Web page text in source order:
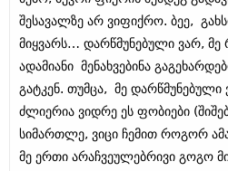
შესავალზე არ ვიფიქრო. ბეე,
მიყვარს… დარწმუნებული ვარ, მე
ადამიანი მენახვებინა
გატკენ. თუმცა, მე დარწმუნებული
ძლიერია ვიდრე ეს ფობიები
სიმართლე, ვიცი ჩემით როგორ
მე ერთი არაჩვეულებრივი გოგო